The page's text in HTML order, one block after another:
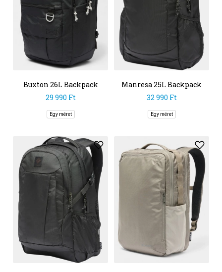
Buxton 26L Backpack
29 990 Ft
Egy méret
Manresa 25L Backpack
32 990 Ft
Egy méret